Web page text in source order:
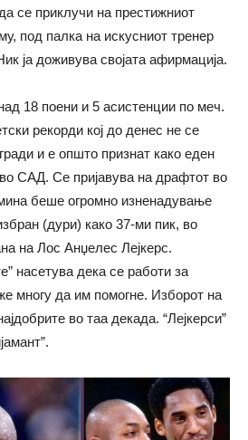
се приклучи на престижниот
под палка на искусниот тренер
ја доживува својата афирмација.
18 поeни и 5 асистенции по меч.
рекорди кој до денес не се
и е општо признат како еден
САД. Се пријавува на драфтот во
беше огромно изненадување
(дури) како 37-ми пик, во
на Лос Анџелес Лејкерс.
насетува дека се работи за
многу да им помогне. Изборот на
во таа декада. “Лејкерси”